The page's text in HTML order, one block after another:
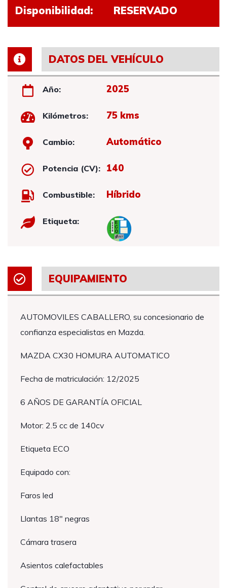
Disponibilidad: RESERVADO
DATOS DEL VEHÍCULO
Año: 2025
Kilómetros: 75 kms
Cambio: Automático
Potencia (CV): 140
Combustible: Híbrido
Etiqueta:
EQUIPAMIENTO
AUTOMOVILES CABALLERO, su concesionario de
confianza especialistas en Mazda.
MAZDA CX30 HOMURA AUTOMATICO
Fecha de matriculación: 12/2025
6 AÑOS DE GARANTÍA OFICIAL
Motor: 2.5 cc de 140cv
Etiqueta ECO
Equipado con:
Faros led
Llantas 18″ negras
Cámara trasera
Asientos calefactables